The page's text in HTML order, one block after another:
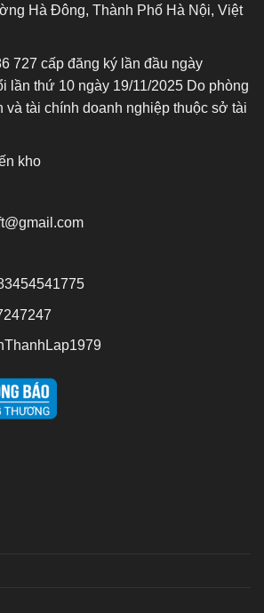
Hà Đông, Thành Phố Hà Nội, Việt
727 cấp đăng ký lần đầu ngày
lần thứ 10 ngày 19/11/2025 Do phòng
và tài chính doanh nghiệp thuộc sở tài
kho